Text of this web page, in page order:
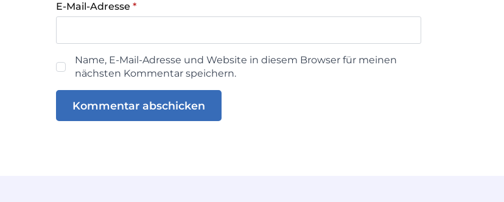
E-Mail-Adresse *
Name, E-Mail-Adresse und Website in diesem Browser für meinen
nächsten Kommentar speichern.